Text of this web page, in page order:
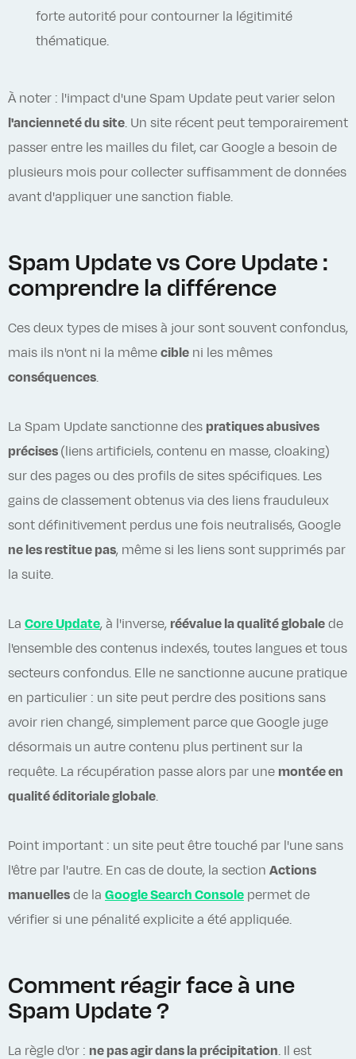
forte autorité pour contourner la légitimité
thématique.
À noter : l'impact d'une Spam Update peut varier selon
l'ancienneté du site. Un site récent peut temporairement
passer entre les mailles du filet, car Google a besoin de
plusieurs mois pour collecter suffisamment de données
avant d'appliquer une sanction fiable.
Spam Update vs Core Update :
comprendre la différence
Ces deux types de mises à jour sont souvent confondus,
mais ils n'ont ni la même cible ni les mêmes
conséquences.
La Spam Update sanctionne des pratiques abusives
précises (liens artificiels, contenu en masse, cloaking)
sur des pages ou des profils de sites spécifiques. Les
gains de classement obtenus via des liens frauduleux
sont définitivement perdus une fois neutralisés, Google
ne les restitue pas, même si les liens sont supprimés par
la suite.
La Core Update, à l'inverse, réévalue la qualité globale de
l'ensemble des contenus indexés, toutes langues et tous
secteurs confondus. Elle ne sanctionne aucune pratique
en particulier : un site peut perdre des positions sans
avoir rien changé, simplement parce que Google juge
désormais un autre contenu plus pertinent sur la
requête. La récupération passe alors par une montée en
qualité éditoriale globale.
Point important : un site peut être touché par l'une sans
l'être par l'autre. En cas de doute, la section Actions
manuelles de la Google Search Console permet de
vérifier si une pénalité explicite a été appliquée.
Comment réagir face à une
Spam Update ?
La règle d'or : ne pas agir dans la précipitation. Il est